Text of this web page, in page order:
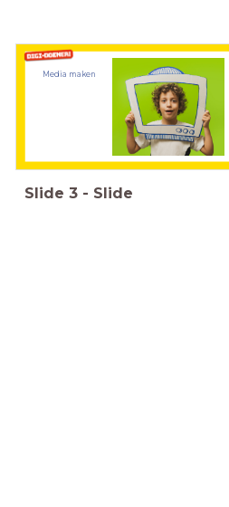
Media maken
Slide 3 - Slide